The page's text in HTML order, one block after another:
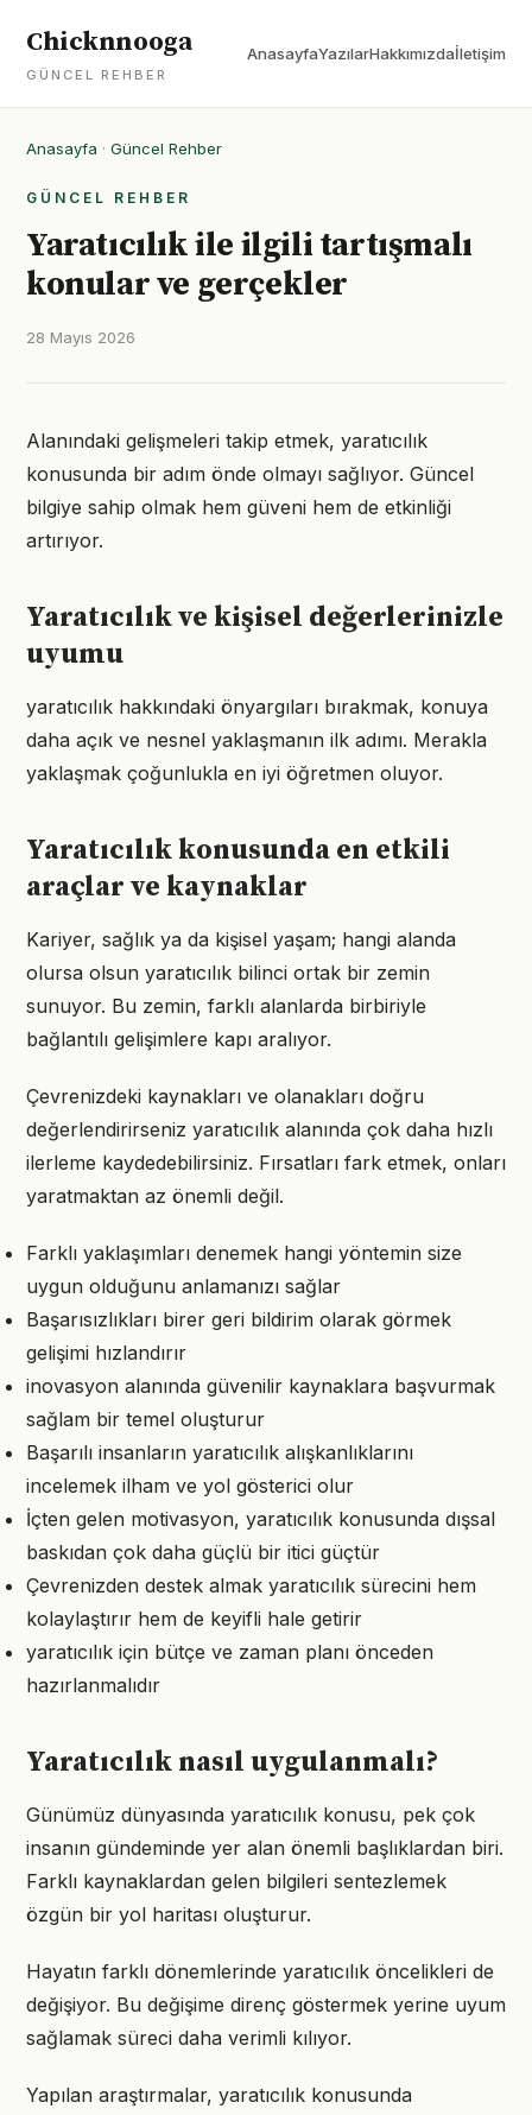
Chicknnooga
GÜNCEL REHBER
AnasayfaYazılarHakkımızdaİletişim
Anasayfa · Güncel Rehber
GÜNCEL REHBER
Yaratıcılık ile ilgili tartışmalı
konular ve gerçekler
28 Mayıs 2026
Alanındaki gelişmeleri takip etmek, yaratıcılık
konusunda bir adım önde olmayı sağlıyor. Güncel
bilgiye sahip olmak hem güveni hem de etkinliği
artırıyor.
Yaratıcılık ve kişisel değerlerinizle
uyumu
yaratıcılık hakkındaki önyargıları bırakmak, konuya
daha açık ve nesnel yaklaşmanın ilk adımı. Merakla
yaklaşmak çoğunlukla en iyi öğretmen oluyor.
Yaratıcılık konusunda en etkili
araçlar ve kaynaklar
Kariyer, sağlık ya da kişisel yaşam; hangi alanda
olursa olsun yaratıcılık bilinci ortak bir zemin
sunuyor. Bu zemin, farklı alanlarda birbiriyle
bağlantılı gelişimlere kapı aralıyor.
Çevrenizdeki kaynakları ve olanakları doğru
değerlendirirseniz yaratıcılık alanında çok daha hızlı
ilerleme kaydedebilirsiniz. Fırsatları fark etmek, onları
yaratmaktan az önemli değil.
Farklı yaklaşımları denemek hangi yöntemin size
uygun olduğunu anlamanızı sağlar
Başarısızlıkları birer geri bildirim olarak görmek
gelişimi hızlandırır
inovasyon alanında güvenilir kaynaklara başvurmak
sağlam bir temel oluşturur
Başarılı insanların yaratıcılık alışkanlıklarını
incelemek ilham ve yol gösterici olur
İçten gelen motivasyon, yaratıcılık konusunda dışsal
baskıdan çok daha güçlü bir itici güçtür
Çevrenizden destek almak yaratıcılık sürecini hem
kolaylaştırır hem de keyifli hale getirir
yaratıcılık için bütçe ve zaman planı önceden
hazırlanmalıdır
Yaratıcılık nasıl uygulanmalı?
Günümüz dünyasında yaratıcılık konusu, pek çok
insanın gündeminde yer alan önemli başlıklardan biri.
Farklı kaynaklardan gelen bilgileri sentezlemek
özgün bir yol haritası oluşturur.
Hayatın farklı dönemlerinde yaratıcılık öncelikleri de
değişiyor. Bu değişime direnç göstermek yerine uyum
sağlamak süreci daha verimli kılıyor.
Yapılan araştırmalar, yaratıcılık konusunda